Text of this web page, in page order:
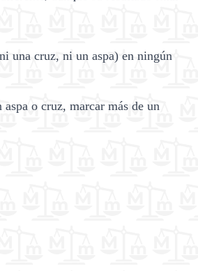
una cruz, ni un aspa) en ningún
o cruz, marcar más de un